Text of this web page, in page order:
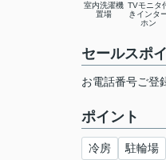
室内洗濯機
置場
TVモニタ
きインタ
ホン
セールスポ
お電話番号ご登
ポイント
冷房 駐輪場